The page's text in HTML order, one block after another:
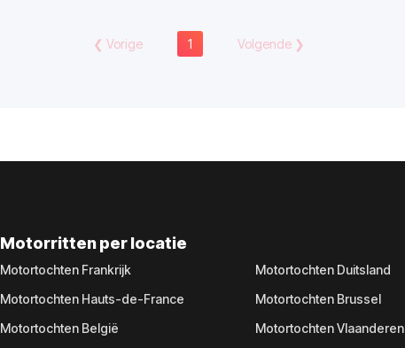
❮ Vorige 1 Volgende❯
Motorritten per locatie
Motortochten Frankrijk
Motortochten Hauts-de-France
Motortochten België
Motortochten Duitsland
Motortochten Brussel
Motortochten Vlaanderen